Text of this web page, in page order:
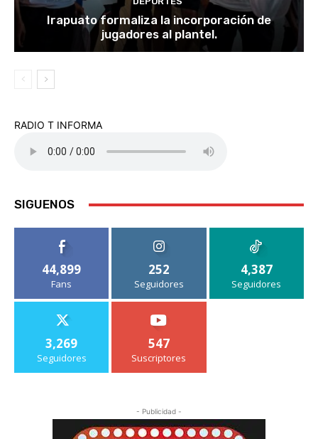
Irapuato formaliza la incorporación de
jugadores al plantel.
RADIO T INFORMA
SIGUENOS
44,899
Fans
252
Seguidores
4,387
Seguidores
3,269
Seguidores
547
Suscriptores
- Publicidad -